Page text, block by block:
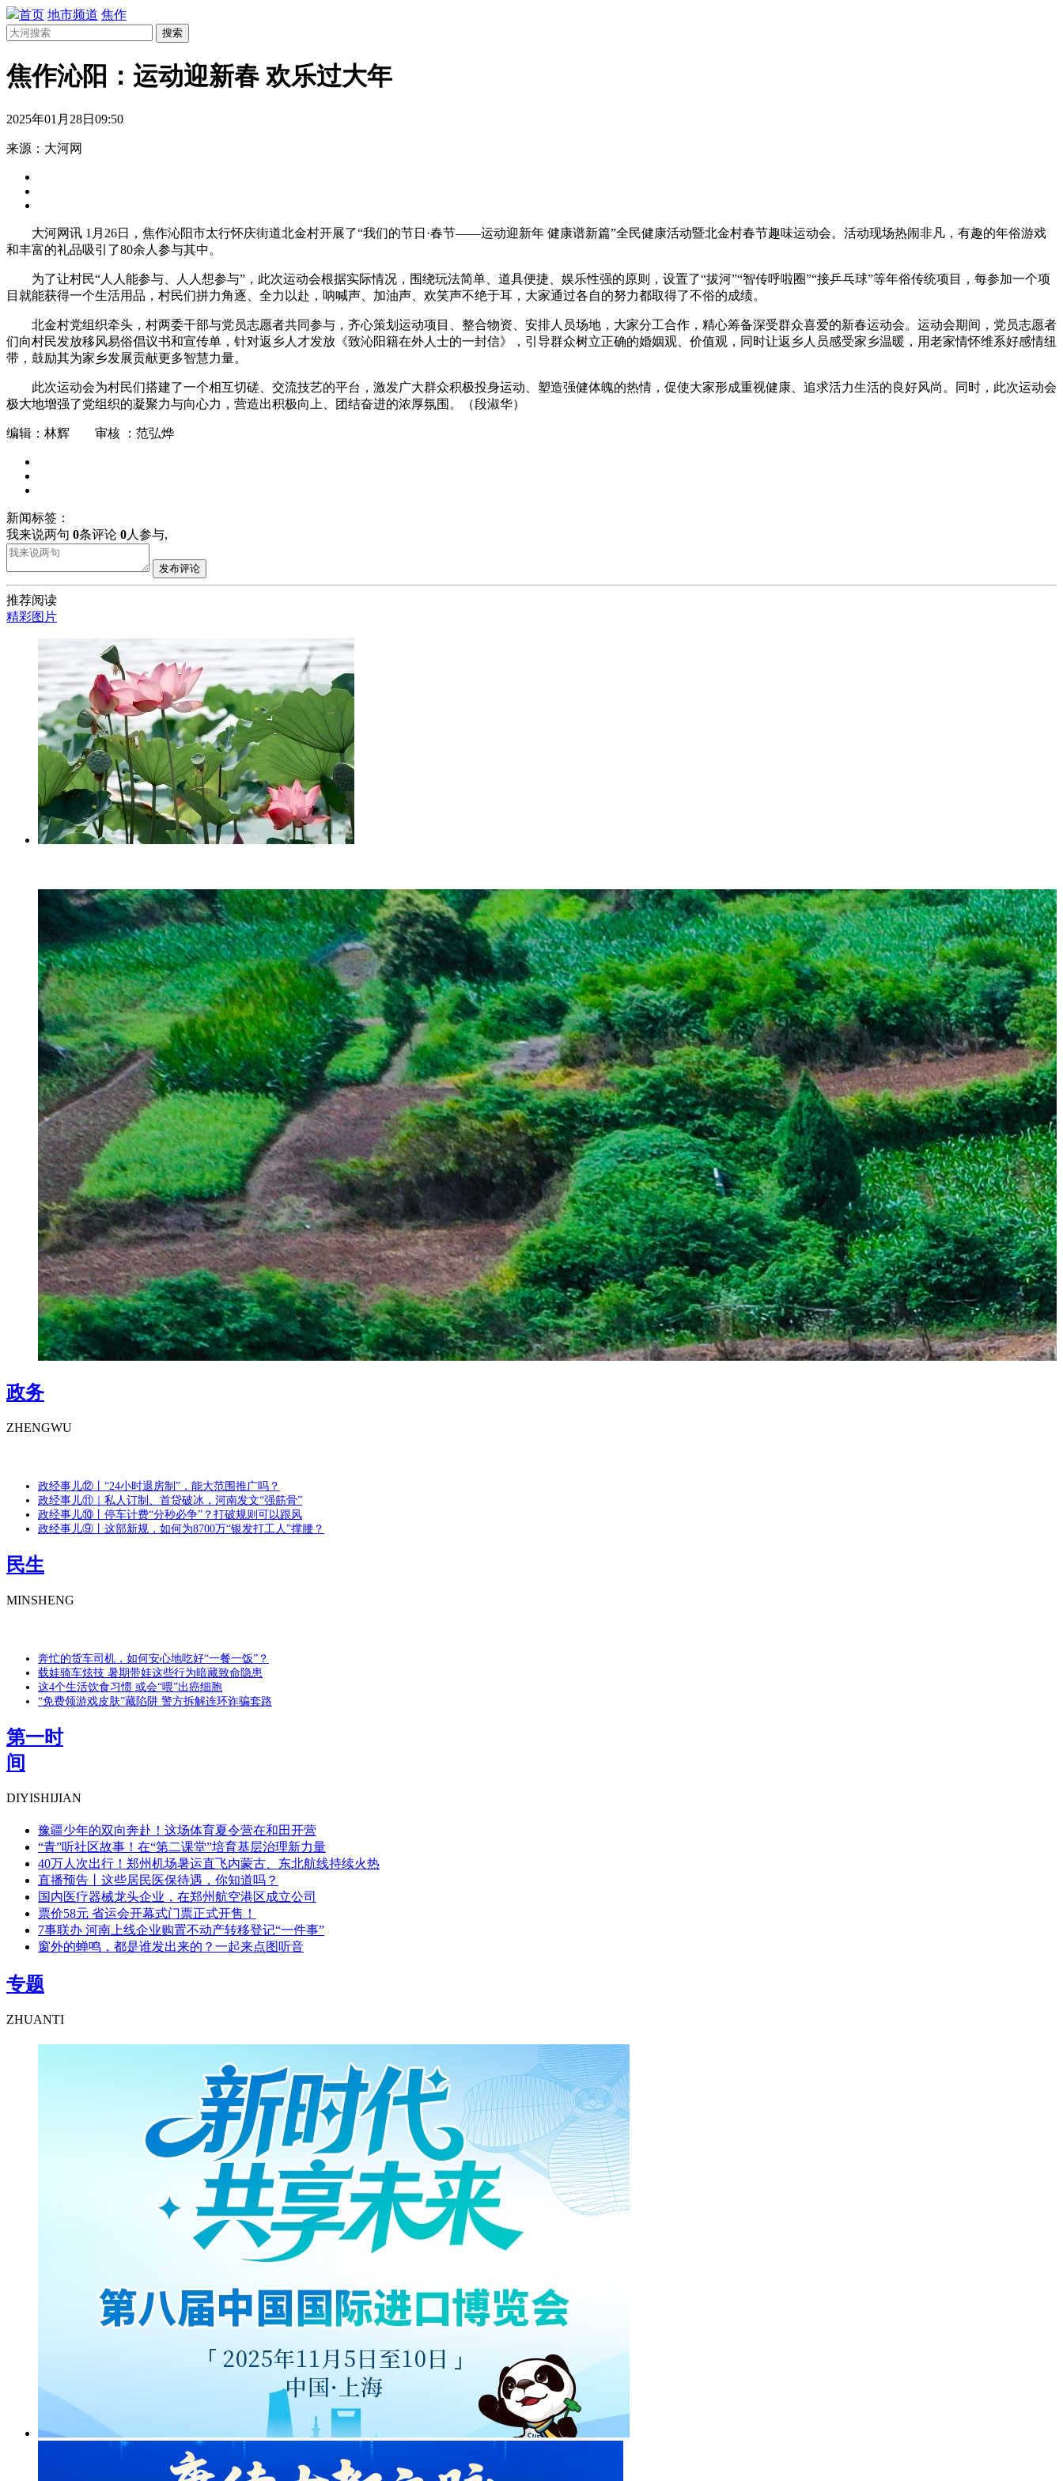
首页 地市频道 焦作
搜索
焦作沁阳：运动迎新春 欢乐过大年
2025年01月28日09:50
来源：大河网
大河网讯 1月26日，焦作沁阳市太行怀庆街道北金村开展了“我们的节日·春节——运动迎新年 健康谱新篇”全民健康活动暨北金村春节趣味运动会。活动现场热闹非凡，有趣的年俗游戏
和丰富的礼品吸引了80余人参与其中。
为了让村民“人人能参与、人人想参与”，此次运动会根据实际情况，围绕玩法简单、道具便捷、娱乐性强的原则，设置了“拔河”“智传呼啦圈”“接乒乓球”等年俗传统项目，每参加一个项
目就能获得一个生活用品，村民们拼力角逐、全力以赴，呐喊声、加油声、欢笑声不绝于耳，大家通过各自的努力都取得了不俗的成绩。
北金村党组织牵头，村两委干部与党员志愿者共同参与，齐心策划运动项目、整合物资、安排人员场地，大家分工合作，精心筹备深受群众喜爱的新春运动会。运动会期间，党员志愿者
们向村民发放移风易俗倡议书和宣传单，针对返乡人才发放《致沁阳籍在外人士的一封信》，引导群众树立正确的婚姻观、价值观，同时让返乡人员感受家乡温暖，用老家情怀维系好感情纽
带，鼓励其为家乡发展贡献更多智慧力量。
此次运动会为村民们搭建了一个相互切磋、交流技艺的平台，激发广大群众积极投身运动、塑造强健体魄的热情，促使大家形成重视健康、追求活力生活的良好风尚。同时，此次运动会
极大地增强了党组织的凝聚力与向心力，营造出积极向上、团结奋进的浓厚氛围。（段淑华）
编辑：林辉 审核 ：范弘烨
新闻标签：
我来说两句 0条评论 0人参与,
发布评论
推荐阅读